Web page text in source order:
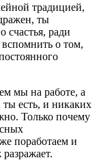
традицией,
ты
счастья, ради
о том,
мы на работе, а
есть, и никаких
Только почему
поработаем и